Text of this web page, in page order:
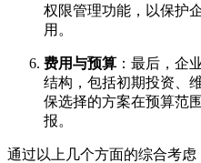
权限管理功能，以保护
用。
费用与预算 ：最后，企
结构，包括初期投资、
保选择的方案在预算范
报。
通过以上几个方面的综合考